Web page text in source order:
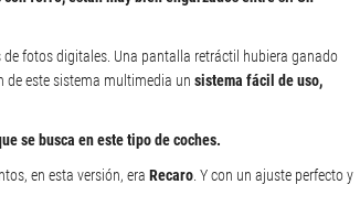
fotos digitales. Una pantalla retráctil hubiera ganado
de este sistema multimedia un sistema fácil de uso,
se busca en este tipo de coches.
en esta versión, era Recaro. Y con un ajuste perfecto y